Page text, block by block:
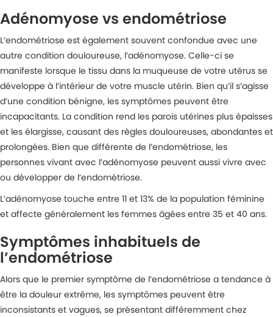
Adénomyose vs endométriose
L’endométriose est également souvent confondue avec une
autre condition douloureuse, l’adénomyose. Celle-ci se
manifeste lorsque le tissu dans la muqueuse de votre utérus se
développe à l’intérieur de votre muscle utérin. Bien qu’il s’agisse
d’une condition bénigne, les symptômes peuvent être
incapacitants. La condition rend les parois utérines plus épaisses
et les élargisse, causant des règles douloureuses, abondantes et
prolongées. Bien que différente de l’endométriose, les
personnes vivant avec l’adénomyose peuvent aussi vivre avec
ou développer de l’endométriose.
L’adénomyose touche entre 11 et 13% de la population féminine
et affecte généralement les femmes âgées entre 35 et 40 ans.
Symptômes inhabituels de
l’endométriose
Alors que le premier symptôme de l’endométriose a tendance à
être la douleur extrême, les symptômes peuvent être
inconsistants et vagues, se présentant différemment chez